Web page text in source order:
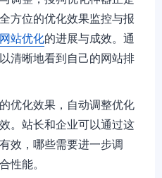
方位的优化效果监控与报
网站优化的进展与成效。通
清晰地看到自己的网站排
优化效果，自动调整优化
。站长和企业可以通过这
效，哪些需要进一步调
性能。